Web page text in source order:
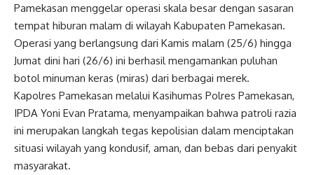
Pamekasan menggelar operasi skala besar dengan sasaran
tempat hiburan malam di wilayah Kabupaten Pamekasan.
Operasi yang berlangsung dari Kamis malam (25/6) hingga
Jumat dini hari (26/6) ini berhasil mengamankan puluhan
botol minuman keras (miras) dari berbagai merek.
​Kapolres Pamekasan melalui Kasihumas Polres Pamekasan,
IPDA Yoni Evan Pratama, menyampaikan bahwa patroli razia
ini merupakan langkah tegas kepolisian dalam menciptakan
situasi wilayah yang kondusif, aman, dan bebas dari penyakit
masyarakat.